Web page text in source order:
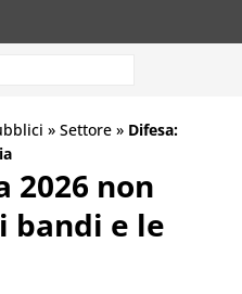
» Settore » Difesa:
2026 non
bandi e le